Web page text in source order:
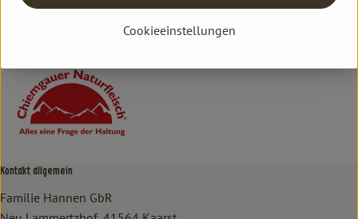
Deutschland
Chiemgauer Naturfleisch
Kontakt allgemein
Familie Hannen GbR
Cookieeinstellungen